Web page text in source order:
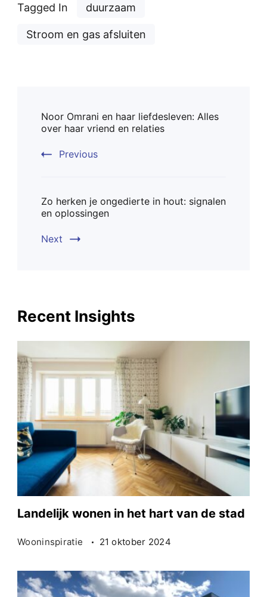
Tagged In duurzaam
Stroom en gas afsluiten
Navigation
Noor Omrani en haar liefdesleven: Alles
over haar vriend en relaties
Previous
Zo herken je ongedierte in hout: signalen
en oplossingen
Next
Recent Insights
Landelijk wonen in het hart van de stad
Wooninspiratie 21 oktober 2024